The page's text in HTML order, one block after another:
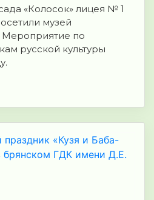
«Колосок» лицея № 1
музей
по
русской культуры